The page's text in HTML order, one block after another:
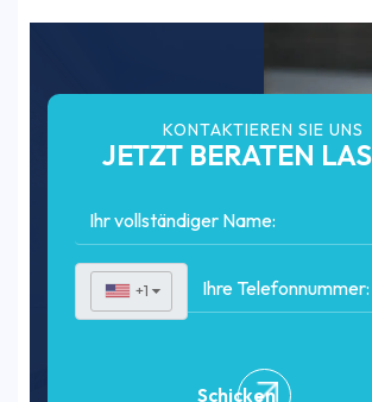
KONTAKTIEREN SIE UNS
JETZT BERATEN
+1 ▼
Schicken